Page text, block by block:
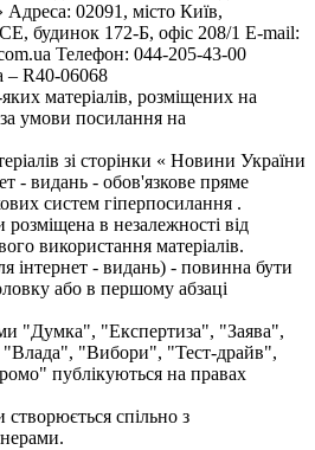
02091, місто Київ,
172-Б, офіс 208/1 E-mail:
Телефон: 044-205-43-00
– R40-06068
матеріалів, розміщених на
за умови посилання на
зі сторінки « Новини України
- видань - обов'язкове пряме
систем гіперпосилання .
в незалежності від
використання матеріалів.
інтернет - видань) - повинна бути
або в першому абзаці
"Думка", "Експертиза", "Заява",
"Влада", "Вибори", "Тест-драйв",
публікуються на правах
спільно з